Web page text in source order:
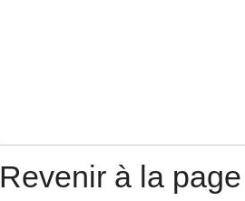
Revenir à la